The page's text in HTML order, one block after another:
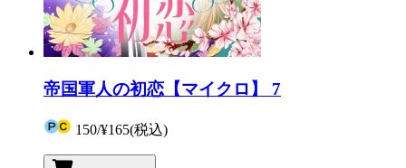
帝国軍人の初恋【マイクロ】 7
150/¥165(税込)